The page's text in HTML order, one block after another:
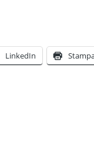
LinkedIn